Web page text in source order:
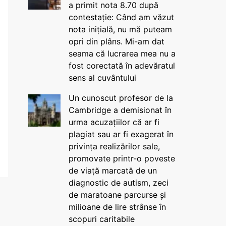
a primit nota 8.70 după
contestație: Când am văzut
nota inițială, nu mă puteam
opri din plâns. Mi-am dat
seama că lucrarea mea nu a
fost corectată în adevăratul
sens al cuvântului
Un cunoscut profesor de la
Cambridge a demisionat în
urma acuzațiilor că ar fi
plagiat sau ar fi exagerat în
privința realizărilor sale,
promovate printr-o poveste
de viață marcată de un
diagnostic de autism, zeci
de maratoane parcurse și
milioane de lire strânse în
scopuri caritabile